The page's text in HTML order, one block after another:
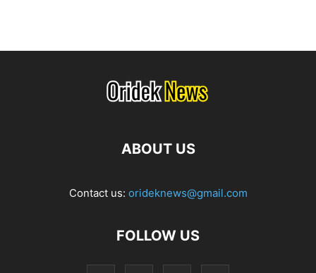
ABOUT US
Contact us: orideknews@gmail.com
FOLLOW US